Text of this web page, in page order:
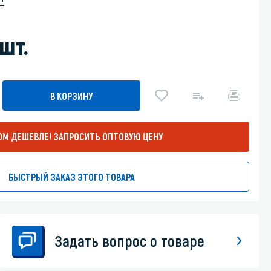
В КОРЗИНУ
ДЕШЕВЛЕ! ЗАПРОСИТЬ ОПТОВУЮ ЦЕНУ
БЫСТРЫЙ ЗАКАЗ ЭТОГО ТОВАРА
Задать вопрос о товаре